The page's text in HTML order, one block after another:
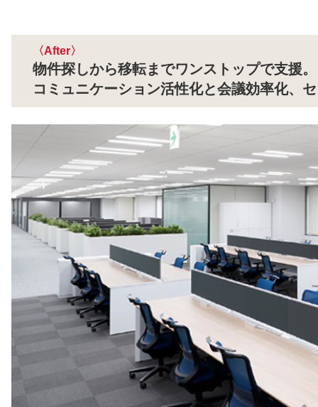
After
物件探しから移転までワンストップで支援。
コミュニケーション活性化と会議効率化、